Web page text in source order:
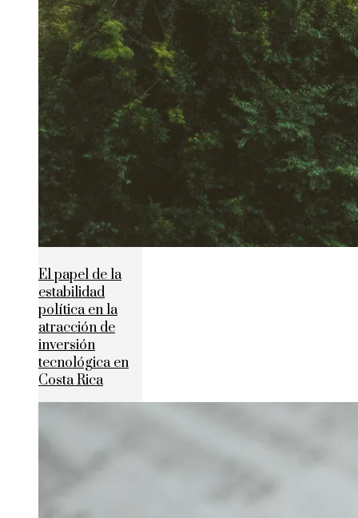
El papel de la
estabilidad
política en la
atracción de
inversión
tecnológica en
Costa Rica